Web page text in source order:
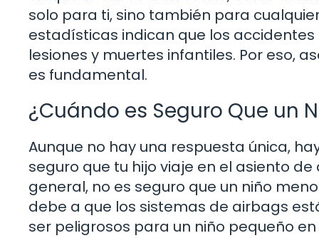
solo para ti, sino también para
estadísticas indican que los
lesiones y muertes infantiles. Por eso,
es fundamental.
¿Cuándo es Seguro Que un
Aunque no hay una respuesta única,
seguro que tu hijo viaje en el asiento
general, no es seguro que un niño
debe a que los sistemas de airbags
ser peligrosos para un niño pequeño